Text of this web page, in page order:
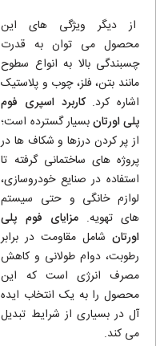
از دیگر ویژگی‌ های این
محصول می‌ توان به قدرت
چسبندگی بالا به انواع سطوح
مانند بتن، فلز، چوب و پلاستیک
اشاره کرد.کاربرد اسپری فوم
پلی اورتانبسیار گسترده است؛
از پر کردن درزها و شکاف‌ ها در
پروژه‌ های ساختمانی گرفته تا
استفاده در صنایع خودروسازی،
لوازم خانگی و حتی سیستم
‌های تهویه.مزایای فوم پلی
اورتان شامل مقاومت در برابر
رطوبت، دوام طولانی و کاهش
مصرف انرژی است که این
محصول را به یک انتخاب ایده‌
آل در بسیاری از شرایط تبدیل
می ‌کند.